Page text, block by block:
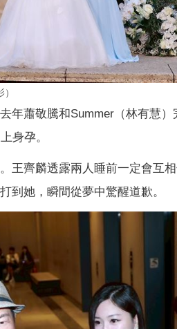
年蕭敬騰和Summer（林有慧
身孕。
王齊麟透露兩人睡前一定會互
到她，瞬間從夢中驚醒道歉。